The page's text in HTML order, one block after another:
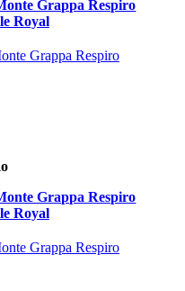
Grappa Respiro
Grappa Respiro